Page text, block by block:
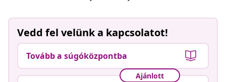
Vedd fel velünk a kapcsolatot!
Tovább a súgóközpontba
Ajánlott